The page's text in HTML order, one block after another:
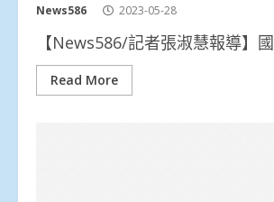
News586 2023-05-28
【News586/記者張淑慧報導】國
Read More